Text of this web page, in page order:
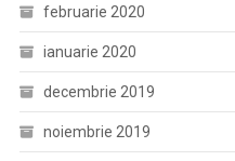
februarie 2020
ianuarie 2020
decembrie 2019
noiembrie 2019